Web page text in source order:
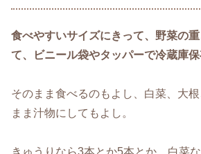
食べやすいサイズにきって、野菜の
て、ビニール袋やタッパーで冷蔵庫保
そのまま食べるのもよし、白菜、大
まま汁物にしてもよし。